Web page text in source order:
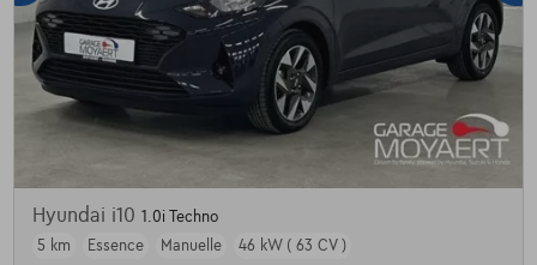
Hyundai i10 1.0i Techno
5 km
Essence Manuelle 46 kW ( 63 CV )